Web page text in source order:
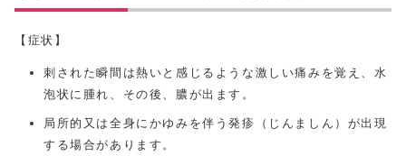
【症状】
刺された瞬間は熱いと感じるような激しい痛みを覚え、水
泡状に腫れ、その後、膿が出ます。
局所的又は全身にかゆみを伴う発疹（じんましん）が出現
する場合があります。